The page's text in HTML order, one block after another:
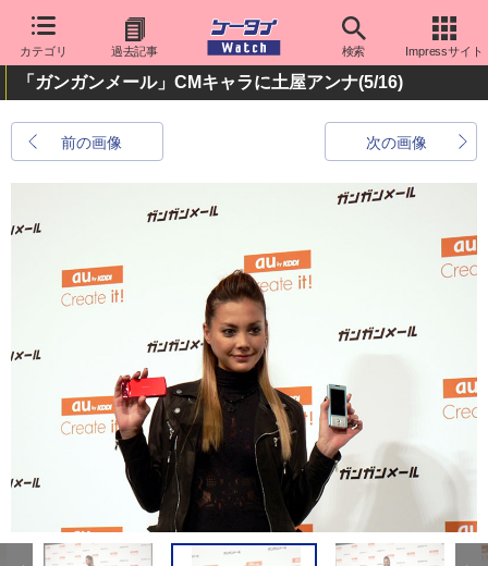
カテゴリ 過去記事 検索 Impressサイト
「ガンガンメール」CMキャラに土屋アンナ(5/16)
前の画像 次の画像